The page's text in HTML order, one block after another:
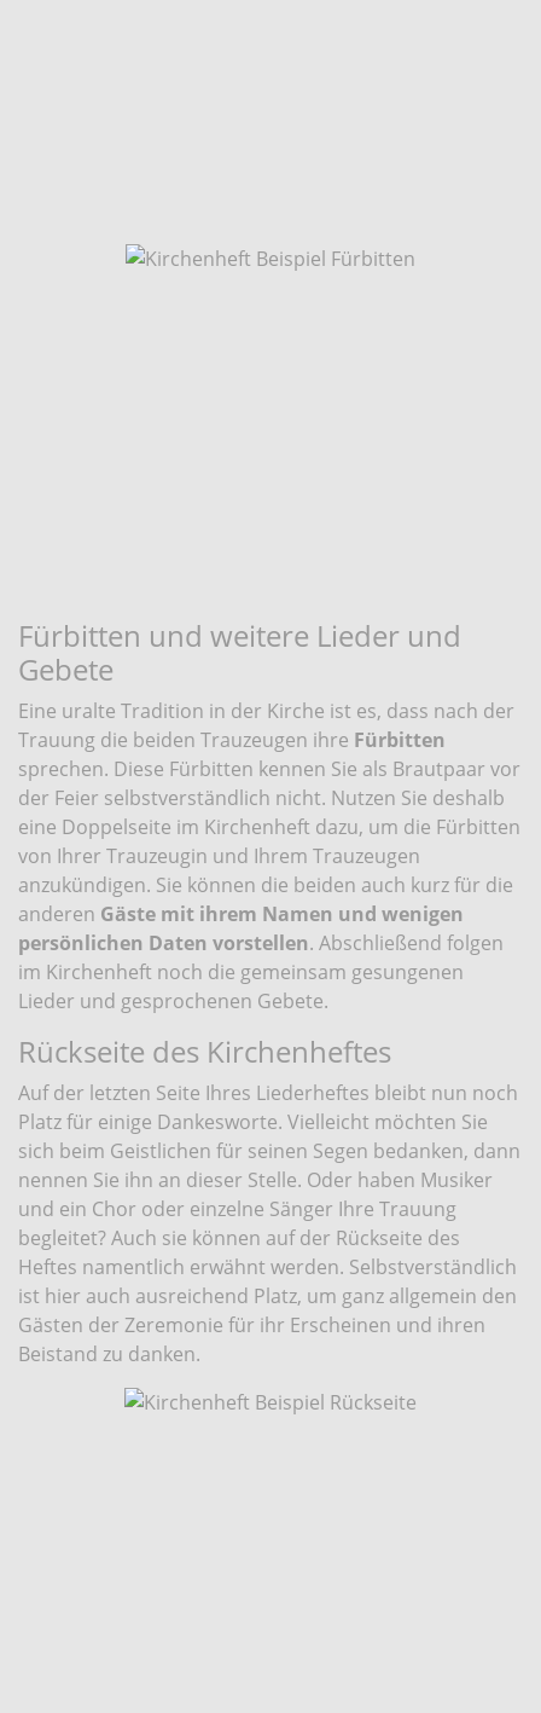
Fürbitten und weitere Lieder und
Gebete
Eine uralte Tradition in der Kirche ist es, dass nach der
Trauung die beiden Trauzeugen ihre Fürbitten
sprechen. Diese Fürbitten kennen Sie als Brautpaar vor
der Feier selbstverständlich nicht. Nutzen Sie deshalb
eine Doppelseite im Kirchenheft dazu, um die Fürbitten
von Ihrer Trauzeugin und Ihrem Trauzeugen
anzukündigen. Sie können die beiden auch kurz für die
anderen Gäste mit ihrem Namen und wenigen
persönlichen Daten vorstellen. Abschließend folgen
im Kirchenheft noch die gemeinsam gesungenen
Lieder und gesprochenen Gebete.
Rückseite des Kirchenheftes
Auf der letzten Seite Ihres Liederheftes bleibt nun noch
Platz für einige Dankesworte. Vielleicht möchten Sie
sich beim Geistlichen für seinen Segen bedanken, dann
nennen Sie ihn an dieser Stelle. Oder haben Musiker
und ein Chor oder einzelne Sänger Ihre Trauung
begleitet? Auch sie können auf der Rückseite des
Heftes namentlich erwähnt werden. Selbstverständlich
ist hier auch ausreichend Platz, um ganz allgemein den
Gästen der Zeremonie für ihr Erscheinen und ihren
Beistand zu danken.